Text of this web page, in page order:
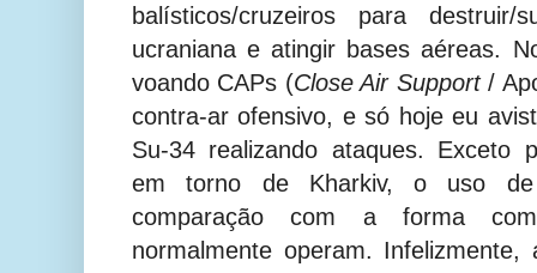
balísticos/cruzeiros para
ucraniana e atingir bases aéreas.
voando CAPs (Close Air Support/
contra-ar ofensivo, e só hoje eu
Su-34 realizando ataques. Exceto
em torno de Kharkiv, o uso
comparação com a forma
normalmente operam.